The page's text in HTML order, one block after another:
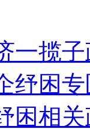
一揽
纾困
困相